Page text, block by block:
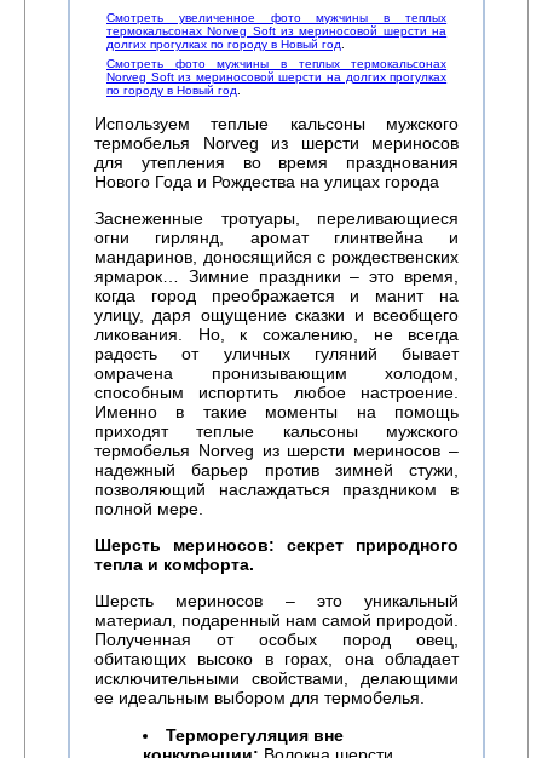
Смотреть увеличенное фото мужчины в теплых
термокальсонах Norveg Soft из мериносовой шерсти на
долгих прогулках по городу в Новый год
Смотреть фото мужчины в теплых термокальсонах
Norveg Soft из мериносовой шерсти на долгих прогулках
по городу в Новый год
Используем теплые кальсоны мужского
термобелья Norveg из шерсти мериносов
для утепления во время празднования
Нового Года и Рождества на улицах города
Заснеженные тротуары, переливающиеся
огни гирлянд, аромат глинтвейна и
мандаринов, доносящийся с рождественских
ярмарок… Зимние праздники – это время,
когда город преображается и манит на
улицу, даря ощущение сказки и всеобщего
ликования. Но, к сожалению, не всегда
радость от уличных гуляний бывает
омрачена пронизывающим холодом,
способным испортить любое настроение.
Именно в такие моменты на помощь
приходят теплые кальсоны мужского
термобелья Norveg из шерсти мериносов –
надежный барьер против зимней стужи,
позволяющий наслаждаться праздником в
полной мере.
Шерсть мериносов: секрет природного
тепла и комфорта.
Шерсть мериносов – это уникальный
материал, подаренный нам самой природой.
Полученная от особых пород овец,
обитающих высоко в горах, она обладает
исключительными свойствами, делающими
ее идеальным выбором для термобелья.
Терморегуляция вне